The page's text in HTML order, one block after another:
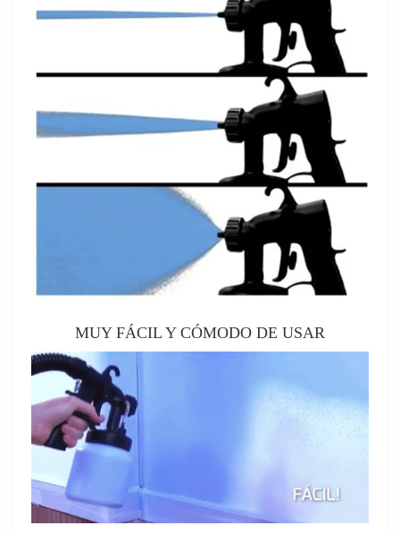
MUY FÁCIL Y CÓMODO DE USAR